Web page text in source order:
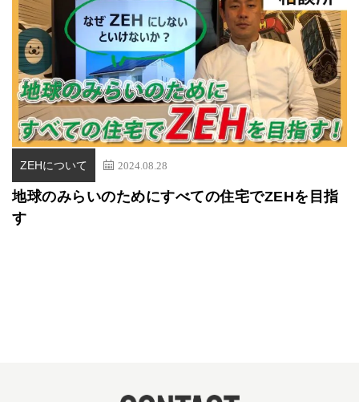
ZEHについて 2024.08.28
地球のみらいのためにすべての住宅でZEHを目指
す